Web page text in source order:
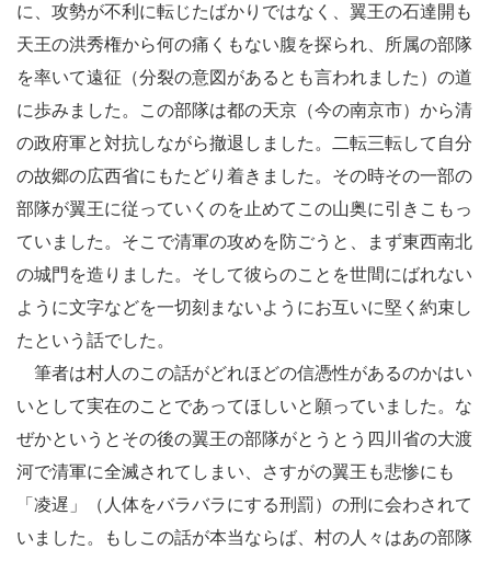
に、攻勢が不利に転じたばかりではなく、翼王の石達開も
天王の洪秀権から何の痛くもない腹を探られ、所属の部隊
を率いて遠征（分裂の意図があるとも言われました）の道
に歩みました。この部隊は都の天京（今の南京市）から清
の政府軍と対抗しながら撤退しました。二転三転して自分
の故郷の広西省にもたどり着きました。その時その一部の
部隊が翼王に従っていくのを止めてこの山奥に引きこもっ
ていました。そこで清軍の攻めを防ごうと、まず東西南北
の城門を造りました。そして彼らのことを世間にばれない
ように文字などを一切刻まないようにお互いに堅く約束し
たという話でした。
筆者は村人のこの話がどれほどの信憑性があるのかはい
いとして実在のことであってほしいと願っていました。な
ぜかというとその後の翼王の部隊がとうとう四川省の大渡
河で清軍に全滅されてしまい、さすがの翼王も悲惨にも
「凌遅」（人体をバラバラにする刑罰）の刑に会わされて
いました。もしこの話が本当ならば、村の人々はあの部隊